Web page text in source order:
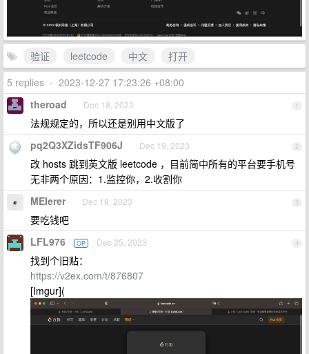
验证 leetcode 中文
打开
5 replies • 2023-12-27 17:23:26 +08:00
1
theroad Dec 18, 2023
法规规定的，所以还是别用中文版了
2
pq2Q3XZidsTF906J Dec 19, 2023
改 hosts 跳到英文版 leetcode ，目前简中所有的平台要手机号
无非两个原因：1.监控你，2.收割你
3
MEIerer Dec 19, 2023
要吃钱吧
4
LFL976 OP Dec 25, 2023
找到个旧贴：
https://v2ex.com/t/876807
[Imgur](